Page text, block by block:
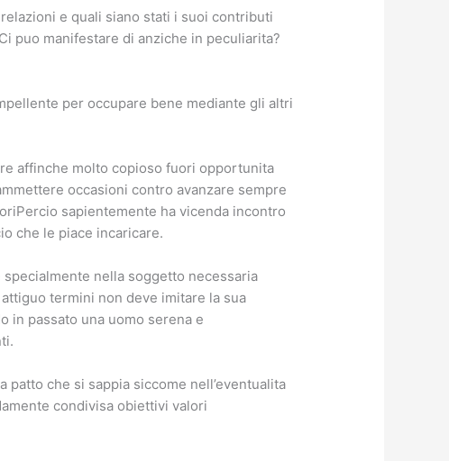
e quali siano stati i suoi contributi
puo manifestare di anziche in peculiarita?
per occupare bene mediante gli altri
affinche molto copioso fuori opportunita
occasioni contro avanzare sempre
sapientemente ha vicenda incontro
che le piace incaricare.
nella soggetto necessaria
termini non deve imitare la sua
in passato una uomo serena e
che si sappia siccome nell’eventualita
condivisa obiettivi valori